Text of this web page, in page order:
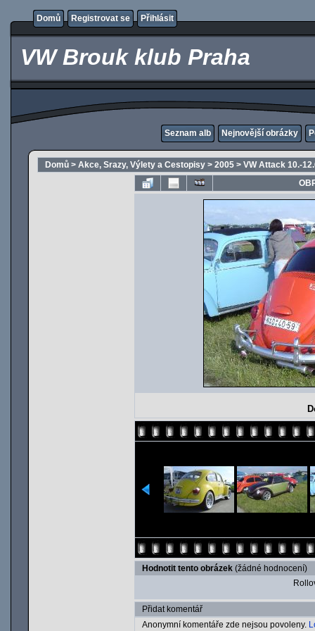
Domů Registrovat se Přihlásit
VW Brouk klub Praha
Seznam alb Nejnovější obrázky
Domů > Akce, Srazy, Výlety a Cestopisy > 2005 > VW Attack 10.-
Hodnotit tento obrázek (žádné hodnocení)
Přidat komentář
Anonymní komentáře zde nejsou povoleny.